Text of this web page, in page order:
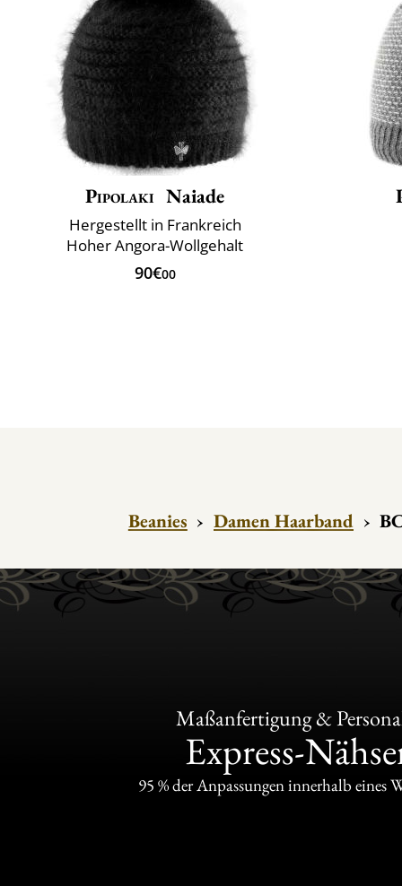
Pipolaki Naiade
Hergestellt in Frankreich
Hoher Angora-Wollgehalt
90€00
Beanies › Damen Haarband ›
Maßanfertigung &
Express-
95 % der Anpassungen innerhalb eines